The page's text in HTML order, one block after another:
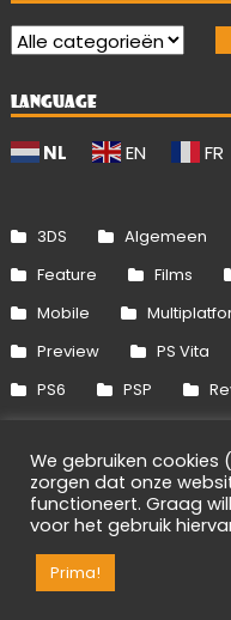
LANGUAGE
NL EN FR
3DS Algemeen
Feature
Films
Mobile
Preview
PS Vita
PS6
PSP
Xbox 360
Xbox
Evilgamerz 2026 - Alle
We gebruiken cookies (
zorgen dat onze
functioneert. Graag
voor het gebruik
Prima!